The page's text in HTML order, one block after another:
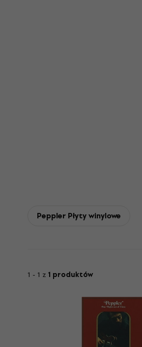
Peppler Płyty winylowe
1 - 1 z 1 produktów